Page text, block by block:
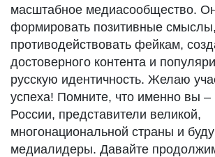
масштабное медиасообщество.
формировать позитивные смыслы,
противодействовать фейкам,
достоверного контента и
русскую идентичность. Желаю
успеха! Помните, что именно вы –
России, представители великой,
многонациональной страны и
медиалидеры. Давайте